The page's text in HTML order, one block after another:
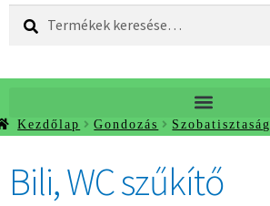
Keresés
Kezdőlap Gondozás Szobatisztaság
Bili, WC szűkítő